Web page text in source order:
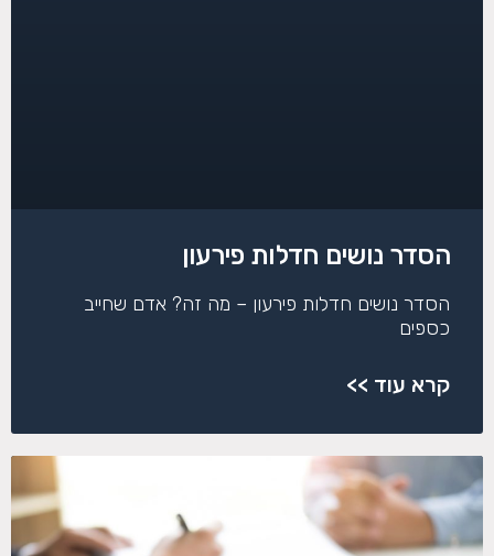
הסדר נושים חדלות פירעון
הסדר נושים חדלות פירעון – מה זה? אדם שחייב
כספים
קרא עוד >>